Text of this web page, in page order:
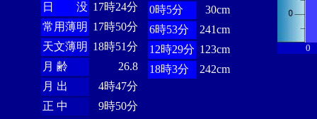
日 没 17時24分
常用薄明 17時50分
天文薄明 18時51分
月 齢
26.8
月 出
4時47分
正 中
9時50分
0時5分
30cm
6時53分
241cm
12時29分 123cm
18時3分
242cm
0